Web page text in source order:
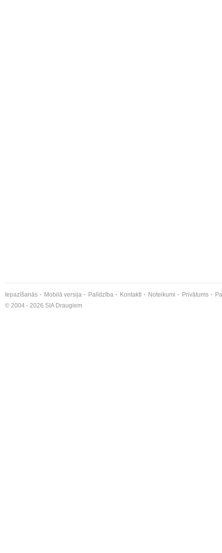
Iepazīšanās Mobilā versija Palīdzība Kontakti Noteikumi Privātums
© 2004 - 2026 SIA Draugiem